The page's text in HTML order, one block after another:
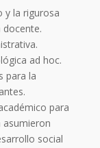
y la rigurosa
ad hoc.
para la
para
asumieron
social